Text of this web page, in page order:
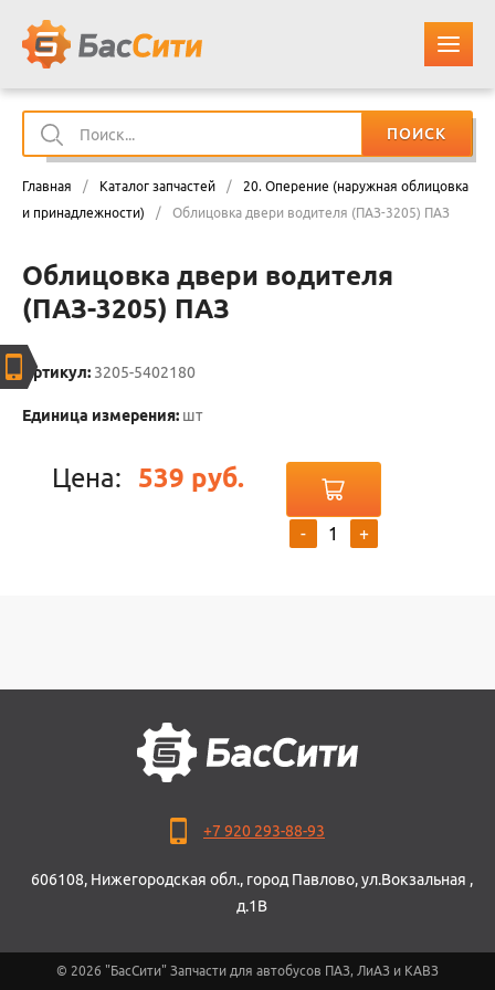
ПОИСК
Главная / Каталог запчастей /
20. Оперение (наружная облицовка
и принадлежности)
/ Облицовка двери водителя (ПАЗ-3205) ПАЗ
Облицовка двери водителя
(ПАЗ-3205) ПАЗ
Артикул: 3205-5402180
Единица измерения: шт
Цена: 539 руб.
- +
+7 920 293-88-93
606108, Нижегородская обл., город Павлово, ул.Вокзальная ,
д.1В
© 2026 "БасСити" Запчасти для автобусов ПАЗ, ЛиАЗ и КАВЗ
КАТАЛОГ ЗАПЧАСТЕЙ
ОПЛАТА И ДОСТАВКА